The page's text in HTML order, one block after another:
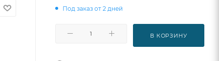
Под заказ от 2 дней
В КОРЗИНУ